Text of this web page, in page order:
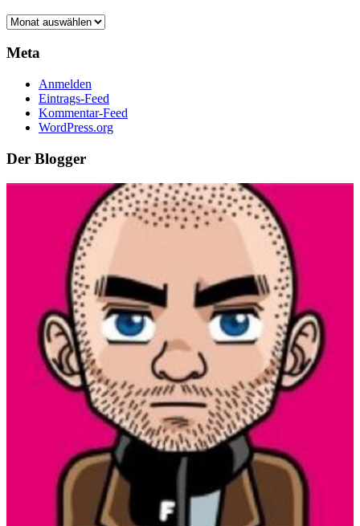
Archiv
Meta
Anmelden
Eintrags-Feed
Kommentar-Feed
WordPress.org
Der Blogger